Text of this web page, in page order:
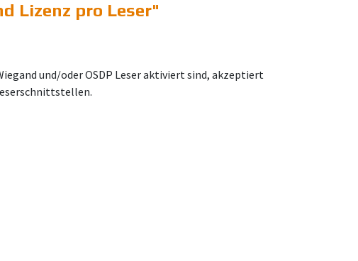
Lizenz pro Leser"
und/oder OSDP Leser aktiviert sind, akzeptiert